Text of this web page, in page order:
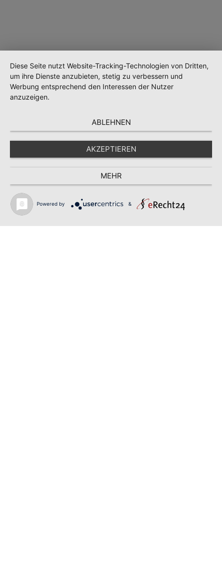
Wird geladen …
Diese Seite nutzt Website-Tracking-Technologien von Dritten,
um ihre Dienste anzubieten, stetig zu verbessern und
Werbung entsprechend den Interessen der Nutzer
anzuzeigen.
ABLEHNEN
AKZEPTIEREN
MEHR
Powered by &